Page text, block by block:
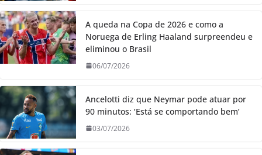
A queda na Copa de 2026 e como a
Noruega de Erling Haaland surpreendeu e
eliminou o Brasil
06/07/2026
Ancelotti diz que Neymar pode atuar por
90 minutos: ‘Está se comportando bem’
03/07/2026